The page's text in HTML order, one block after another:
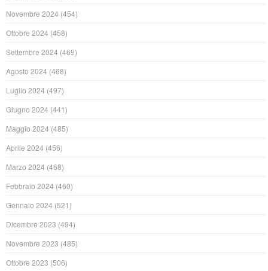
Novembre 2024 (454)
Ottobre 2024 (458)
Settembre 2024 (469)
Agosto 2024 (468)
Luglio 2024 (497)
Giugno 2024 (441)
Maggio 2024 (485)
Aprile 2024 (456)
Marzo 2024 (468)
Febbraio 2024 (460)
Gennaio 2024 (521)
Dicembre 2023 (494)
Novembre 2023 (485)
Ottobre 2023 (506)